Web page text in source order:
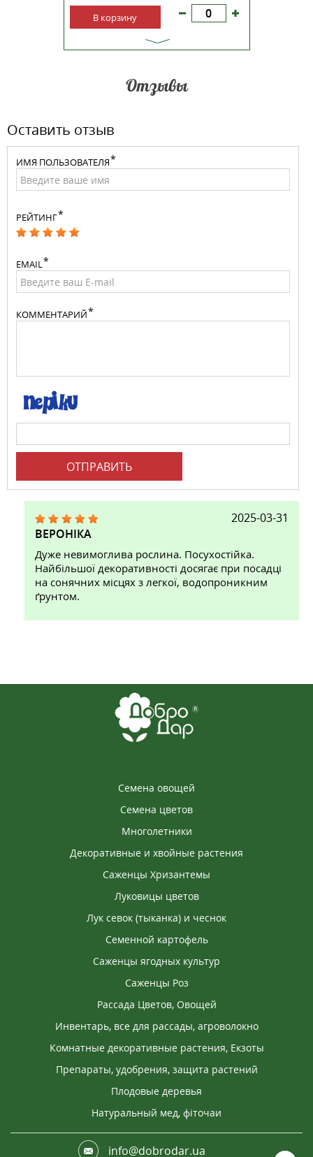
В корзину
Отзывы
Оставить отзыв
ИМЯ ПОЛЬЗОВАТЕЛЯ
РЕЙТИНГ
EMAIL
КОММЕНТАРИЙ
ОТПРАВИТЬ
2025-03-31
ВЕРОНІКА
Дуже невимоглива рослина. Посухостійка.
Найбільшої декоративності досягає при посадці
на сонячних місцях з легкої, водопроникним
ґрунтом.
Семена овощей
Семена цветов
Многолетники
Декоративные и хвойные растения
Саженцы Хризантемы
Луковицы цветов
Лук севок (тыканка) и чеснок
Семенной картофель
Саженцы ягодных культур
Саженцы Роз
Рассада Цветов, Овощей
Инвентарь, все для рассады, агроволокно
Комнатные декоративные растения, Екзоты
Препараты, удобрения, защита растений
Плодовые деревья
Натуральный мед, фіточаи
info@dobrodar.ua